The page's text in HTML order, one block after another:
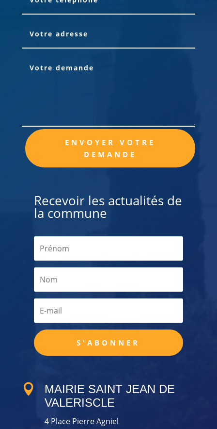
ENVOYER VOTRE
DEMANDE
Alternative:
Recevoir les actualités de
la commune
S'ABONNER

MAIRIE SAINT JEAN DE
VALERISCLE
4 Place Pierre Agniel